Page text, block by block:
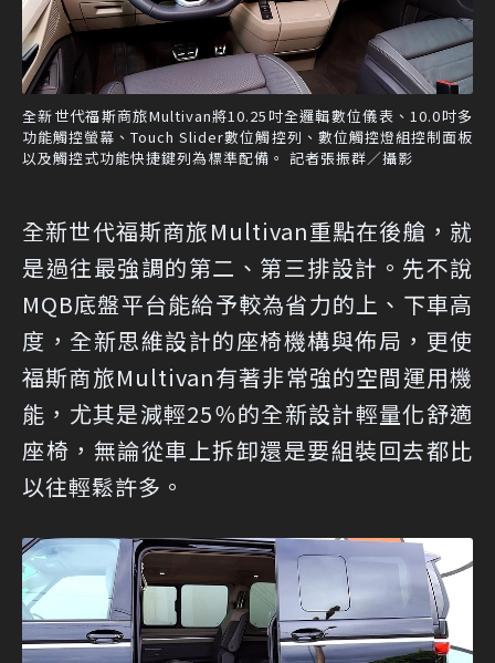
全新世代福斯商旅Multivan將10.25吋全邏輯數位儀表、10.0吋多
功能觸控螢幕、Touch Slider數位觸控列、數位觸控燈組控制面板
以及觸控式功能快捷鍵列為標準配備。 記者張振群／攝影
全新世代福斯商旅Multivan重點在後艙，就
是過往最強調的第二、第三排設計。先不說
MQB底盤平台能給予較為省力的上、下車高
度，全新思維設計的座椅機構與佈局，更使
福斯商旅Multivan有著非常強的空間運用機
能，尤其是減輕25％的全新設計輕量化舒適
座椅，無論從車上拆卸還是要組裝回去都比
以往輕鬆許多。